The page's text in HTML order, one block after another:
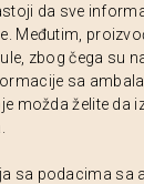
da sve
Međutim,
zbog čega su
sa
možda želite da
sa podacima sa